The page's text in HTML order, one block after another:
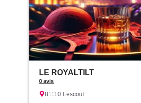
LE ROYALTILT
0 avis
81110 Lescout